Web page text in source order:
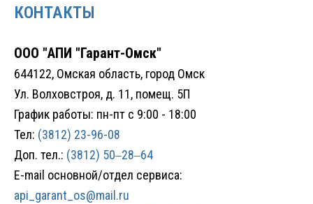
КОНТАКТЫ
ООО "АПИ "Гарант-Омск"
644122, Омская область, город Омск
Ул. Волховстроя, д. 11, помещ. 5П
График работы: пн-пт с 9:00 - 18:00
Тел: (3812) 23-96-08
Доп. тел.: (3812) 50‒28‒64
E-mail основной/отдел сервиса:
api_garant_os@mail.ru